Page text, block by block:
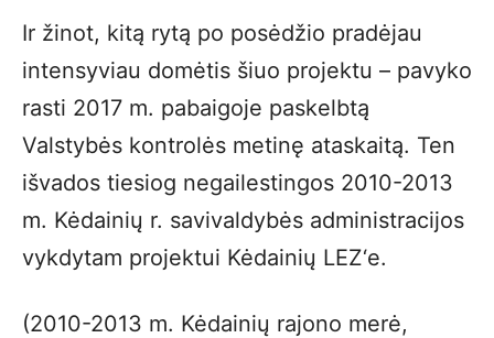
Ir žinot, kitą rytą po posėdžio pradėjau
intensyviau domėtis šiuo projektu – pavyko
rasti 2017 m. pabaigoje paskelbtą
Valstybės kontrolės metinę ataskaitą. Ten
išvados tiesiog negailestingos 2010-2013
m. Kėdainių r. savivaldybės administracijos
vykdytam projektui Kėdainių LEZ‘e.
(2010-2013 m. Kėdainių rajono merė,